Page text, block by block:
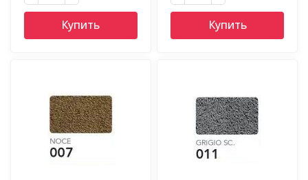
Купить Купить